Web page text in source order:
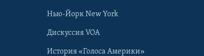
Нью-Йорк New York
Дискуссия VOA
История «Голоса Америки»